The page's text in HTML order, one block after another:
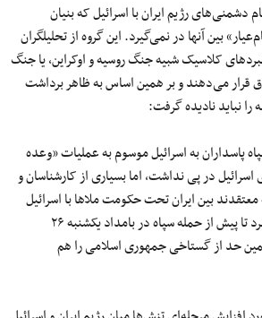
دشمنی‌های رژیم ایران با اسرائیل که بنیان
بین آنها در نمی‌گیرد. این گروه از تحلیلگران
کلاسیک شبیه جنگ روسیه و اوکراین، یا جنگ
قرار می‌دهند و بر همین اساس به ظاهر برداشت
نباید نادیده گرفت:
پاسداران به اسرائیل موسوم به عملیات «وعده
در پی نداشت، اما بسیاری از کارشناسان و
بین ایران تحت حکومت ملاها با اسرائیل
«جنگ تمام‌عیار» در نمی‌گیرد تا پیش از حمله سپاه در بامداد یکشنبه ۲۶
حد از گستاخی جمهوری اسلامی را هم